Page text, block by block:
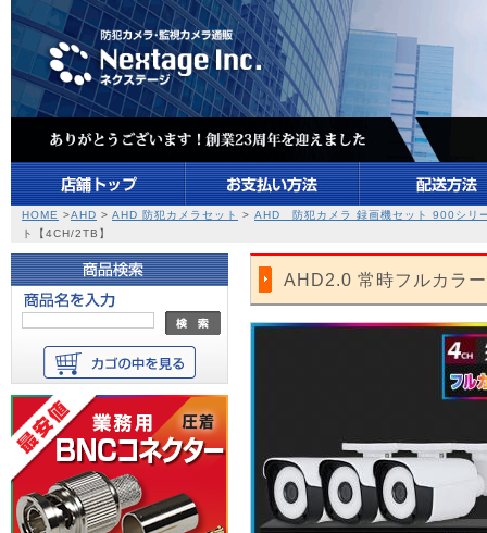
HOME >AHD > AHD 防犯カメラセット > AHD 防犯カメラ 録画機セット 900シリ
ト【4CH/2TB】
AHD2.0 常時フルカラ